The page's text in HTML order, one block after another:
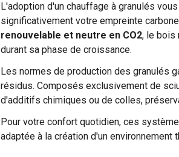
L'adoption d'un chauffage à granulés
significativement votre empreinte
renouvelable et neutre en CO2, le bois
durant sa phase de croissance.
Les normes de production des granulés
résidus. Composés exclusivement de
d'additifs chimiques ou de colles,
Pour votre confort quotidien, ces
adaptée à la création d'un